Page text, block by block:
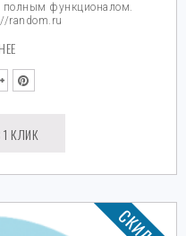
полным функционалом.
random.ru
1 КЛИК